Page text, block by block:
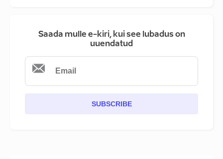
Saada mulle e-kiri, kui see lubadus on
uuendatud
SUBSCRIBE